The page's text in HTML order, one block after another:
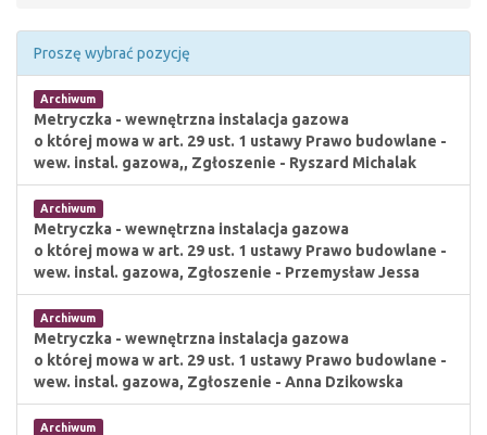
Proszę wybrać pozycję
Archiwum
Metryczka - wewnętrzna instalacja gazowa
o której mowa w art. 29 ust. 1 ustawy Prawo budowlane -
wew. instal. gazowa,, Zgłoszenie - Ryszard Michalak
Archiwum
Metryczka - wewnętrzna instalacja gazowa
o której mowa w art. 29 ust. 1 ustawy Prawo budowlane -
wew. instal. gazowa, Zgłoszenie - Przemysław Jessa
Archiwum
Metryczka - wewnętrzna instalacja gazowa
o której mowa w art. 29 ust. 1 ustawy Prawo budowlane -
wew. instal. gazowa, Zgłoszenie - Anna Dzikowska
Archiwum